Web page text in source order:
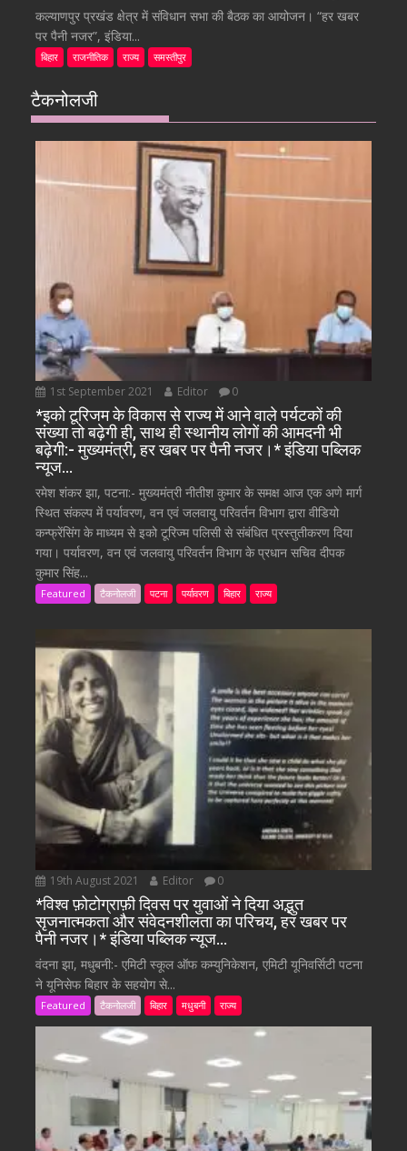
कल्याणपुर प्रखंड क्षेत्र में संविधान सभा की बैठक का आयोजन। “हर खबर
पर पैनी नजर”, इंडिया...
बिहार राजनीतिक राज्य समस्तीपुर
टैकनोलजी
1st September 2021 Editor 0
*इको टूरिजम के विकास से राज्य में आने वाले पर्यटकों की
संख्या तो बढ़ेगी ही, साथ ही स्थानीय लोगों की आमदनी भी
बढ़ेगी:- मुख्यमंत्री, हर खबर पर पैनी नजर।* इंडिया पब्लिक
न्यूज…
रमेश शंकर झा, पटना:- मुख्यमंत्री नीतीश कुमार के समक्ष आज एक अणे मार्ग
स्थित संकल्प में पर्यावरण, वन एवं जलवायु परिवर्तन विभाग द्वारा वीडियो
कन्फ्रेंसिंग के माध्यम से इको टूरिज्म पलिसी से संबंधित प्रस्तुतीकरण दिया
गया। पर्यावरण, वन एवं जलवायु परिवर्तन विभाग के प्रधान सचिव दीपक
कुमार सिंह...
Featured टैकनोलजी पटना पर्यावरण बिहार राज्य
19th August 2021 Editor 0
*विश्व फ़ोटोग्राफ़ी दिवस पर युवाओं ने दिया अद्भुत
सृजनात्मकता और संवेदनशीलता का परिचय, हर खबर पर
पैनी नजर।* इंडिया पब्लिक न्यूज…
वंदना झा, मधुबनी:- एमिटी स्कूल ऑफ कम्युनिकेशन, एमिटी यूनिवर्सिटी पटना
ने यूनिसेफ बिहार के सहयोग से...
Featured टैकनोलजी बिहार मधुबनी राज्य